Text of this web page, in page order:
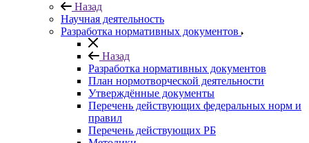
Назад
Научная деятельность
Разработка нормативных документов
Назад
Разработка нормативных документов
План нормотворческой деятельности
Утверждённые документы
Перечень действующих федеральных норм и
правил
Перечень действующих РБ